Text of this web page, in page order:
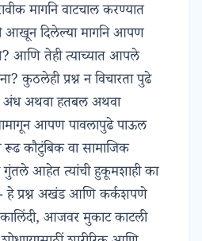
मागनि वाटचाल करण्यात
दिलेल्या मागनि आपण
आणि तेही त्याच्यात आपले
कुठलेही प्रश्न न विचारता पुढे
अंध अथवा हतबल अथवा
आपण पावलापुढे पाऊल
रूढ कौटुंबिक वा सामाजिक
आहेत त्यांची हुकूमशाही का
प्रश्न अखंड आणि कर्कशपणे
आजवर मुकाट काटली